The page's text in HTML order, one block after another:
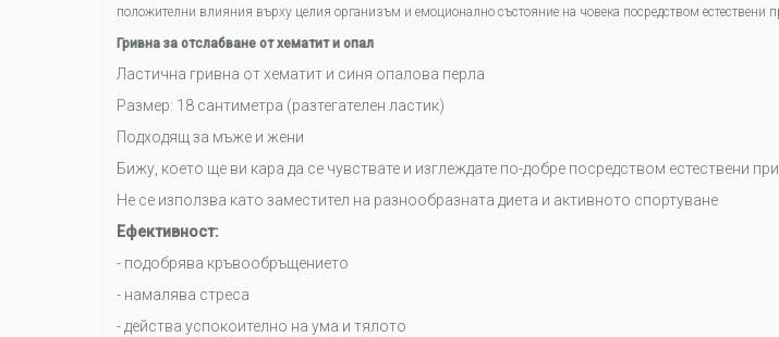
положителни влияния върху целия организъм и емоционално състояние на човека посредством естествени
Гривна за отслабване от хематит и опал
Ластична гривна от хематит и синя опалова перла
Размер: 18 сантиметра (разтегателен ластик)
Подходящ за мъже и жени
Бижу, което ще ви кара да се чувствате и изглеждате по-добре посредством естествени
Не се използва като заместител на разнообразната диета и активното спортуване
Ефективност:
- подобрява кръвообръщението
- намалява стреса
- действа успокоително на ума и тялото